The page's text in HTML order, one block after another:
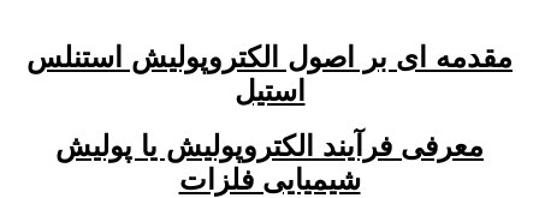
مقدمه ای بر اصول الکتروپولیش استنلس
استیل
معرفی فرآیند الکتروپولیش یا پولیش
شیمیایی فلزات